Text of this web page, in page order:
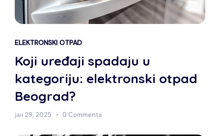
ELEKTRONSKI OTPAD
Koji uređaji spadaju u
kategoriju: elektronski otpad
Beograd?
јан 29, 2025 0 Comments